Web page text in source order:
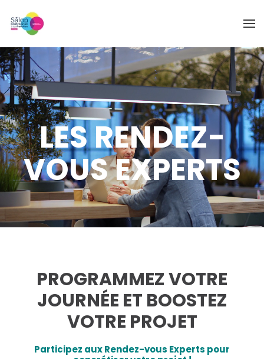
Skip to main content
LES RENDEZ-
VOUS EXPERTS
PROGRAMMEZ VOTRE
JOURNÉE ET BOOSTEZ
VOTRE PROJET
Participez aux Rendez-vous Experts pour